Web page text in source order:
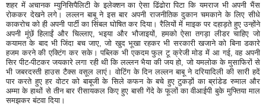
शहर में अचानक म्युनिसिपैलिटी के इलेक्शन का ऐसा ढिंढोरा पिटा कि यमराज भी अपनी भैंस
रोककर देखने लगे। लल्लन बाबू ने इस बार अपनी राजनीतिक दुकान चमकाने के लिए सीधे
काकरोच को ही अपनी पार्टी का सिंबल घोषित कर दिया। रैलियों में माइक पर दहाड़ते हुए उन्होंने
अपनी मूंछें हिलाईं और चिल्लाए, भइया और भौजाइयों, हमको ऐसा तगड़ा लीडर चाहिए जो
कयामत के बाद भी जिंदा बच जाए, जो खुद भूखा रहकर भी सरकारी खजाने को बिना डकारे
हजम करने की एक्टिंग कर सके। पब्लिक भी एकदम फुल टू क्रेजी मोड में आ गई, वह अपनी
सिर पीट-पीटकर जयकारे लगा रही थी कि लल्लन भैया की जय हो, जो यमलोक के मुसाफिरों से
भी जबरदस्ती हाउस टैक्स वसूल लाएं। वोटिंग के दिन लल्लन बाबू ने दरियादिली की सारी हदें
पार करते हुए हर वोटर को बाबूजी के सिले कफन के बचे हुए टुकड़ों का ब्रांडेड रुमाल और
अम्मा के हाथों से तीन बार रीसायकल किए हुए बासी गेंदे के फूलों का वीआईपी बुके मुफ्तिया माल
समझकर बंटवा दिया।